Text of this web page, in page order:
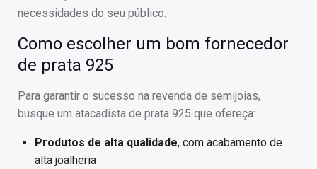
necessidades do seu público.
Como escolher um bom fornecedor
de prata 925
Para garantir o sucesso na revenda de semijoias,
busque um atacadista de prata 925 que ofereça:
Produtos de alta qualidade, com acabamento de
alta joalheria